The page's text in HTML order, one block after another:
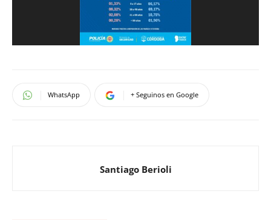
WhatsApp + Seguinos en Google
Santiago Berioli